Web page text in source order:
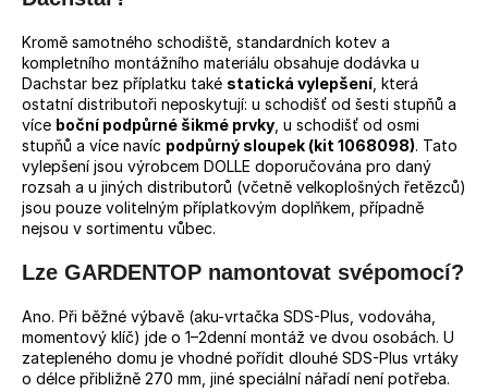
Kromě samotného schodiště, standardních kotev a
kompletního montážního materiálu obsahuje dodávka u
Dachstar bez příplatku také statická vylepšení , která
ostatní distributoři neposkytují: u schodišť od šesti stupňů a
více boční podpůrné šikmé prvky , u schodišť od osmi
stupňů a více navíc podpůrný sloupek (kit 1068098). Tato
vylepšení jsou výrobcem DOLLE doporučována pro daný
rozsah a u jiných distributorů (včetně velkoplošných řetězců)
jsou pouze volitelným příplatkovým doplňkem, případně
nejsou v sortimentu vůbec.
Lze GARDENTOP namontovat svépomocí?
Ano. Při běžné výbavě (aku-vrtačka SDS-Plus, vodováha,
momentový klíč) jde o 1–2denní montáž ve dvou osobách. U
zatepleného domu je vhodné pořídit dlouhé SDS-Plus vrtáky
o délce přibližně 270 mm, jiné speciální nářadí není potřeba.